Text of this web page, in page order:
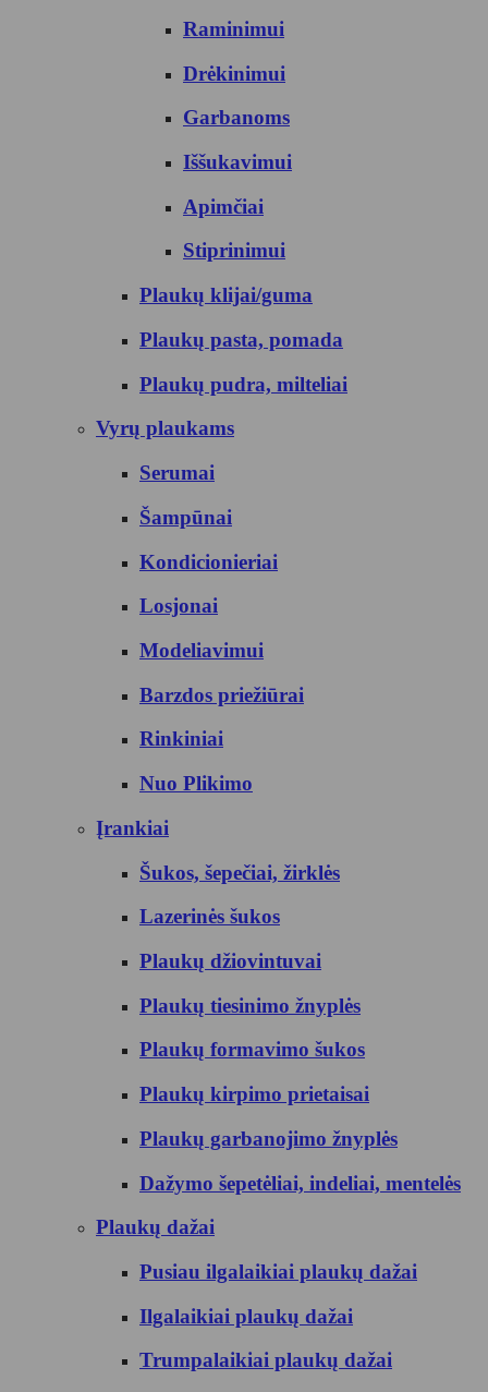
Raminimui
Drėkinimui
Garbanoms
Iššukavimui
Apimčiai
Stiprinimui
Plaukų klijai/guma
Plaukų pasta, pomada
Plaukų pudra, milteliai
Vyrų plaukams
Serumai
Šampūnai
Kondicionieriai
Losjonai
Modeliavimui
Barzdos priežiūrai
Rinkiniai
Nuo Plikimo
Įrankiai
Šukos, šepečiai, žirklės
Lazerinės šukos
Plaukų džiovintuvai
Plaukų tiesinimo žnyplės
Plaukų formavimo šukos
Plaukų kirpimo prietaisai
Plaukų garbanojimo žnyplės
Dažymo šepetėliai, indeliai, mentelės
Plaukų dažai
Pusiau ilgalaikiai plaukų dažai
Ilgalaikiai plaukų dažai
Trumpalaikiai plaukų dažai